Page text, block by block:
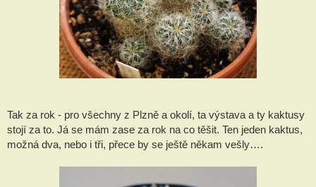
Tak za rok - pro všechny z Plzně a okolí, ta výstava a ty kaktusy
stojí za to. Já se mám zase za rok na co těšit. Ten jeden kaktus,
možná dva, nebo i tři, přece by se ještě někam vešly….